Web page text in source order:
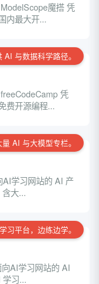
魔搭 凭
内最大开...
与数据科学路径。
凭
费开源编程...
AI 与大模型专栏。
学习网站的 AI 产
大...
习平台，边练边学。
AI学习网站的 AI
学习...